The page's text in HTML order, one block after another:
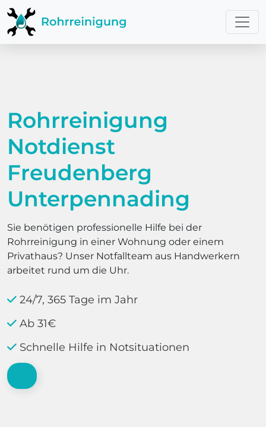
Rohrreinigung
Notdienst
Freudenberg
Unterpennading
Sie benötigen professionelle Hilfe bei der
Rohrreinigung in einer Wohnung oder einem
Privathaus? Unser Notfallteam aus Handwerkern
arbeitet rund um die Uhr.
24/7, 365 Tage im Jahr
Ab 31€
Schnelle Hilfe in Notsituationen